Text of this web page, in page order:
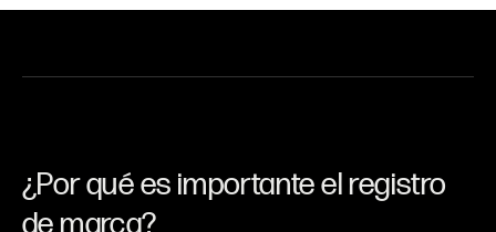
¿Porquées importanteelregistro